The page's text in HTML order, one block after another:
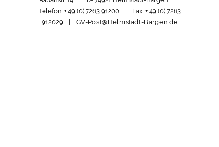
Telefon: + 49 (0) 7263 91200 | Fax: + 49 (0) 7263
912029 | GV-Post@Helmstadt-Bargen.de